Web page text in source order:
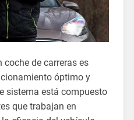
coche de carreras es
óptimo y
sistema está compuesto
que trabajan en